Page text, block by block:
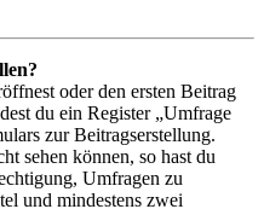
oder den ersten Beitrag
du ein Register „Umfrage
zur Beitragserstellung.
sehen können, so hast du
Umfragen zu
und mindestens zwei